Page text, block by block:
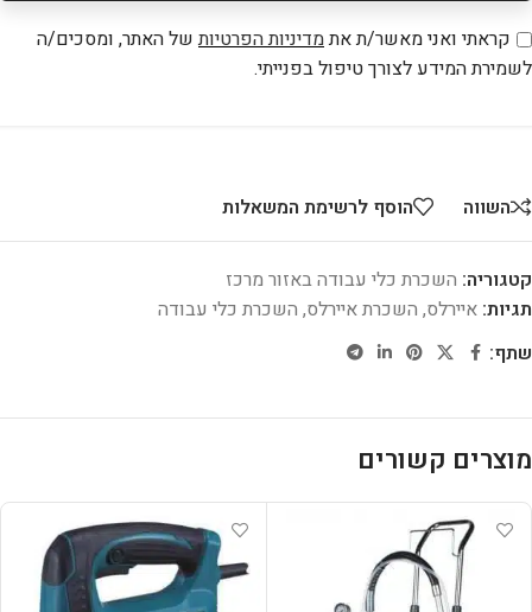
קראתי ואני מאשר/ת אתמדיניות הפרטיותשל האתר, ומסכים/ה
לשמירת המידע לצורך טיפול בפנייתי.
השווה הוסף לרשימת המשאלות
קטגוריה: השכרת כלי עבודה באזור מרכז
תגיות: איירלס, השכרת איירלס, השכרת כלי עבודה
שתף:
מוצרים קשורים